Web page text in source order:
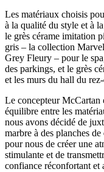
Les matériaux choisis
à la qualité du style et à
le grès cérame imitation
gris – la collection
Grey Fleury – pour le
des parkings, et le grès
et les murs du hall du
Le concepteur McCartan
équilibre entre les
nous avons décidé de
marbre à des planches
pour nous de créer une
stimulante et de
confiance réconfortant et